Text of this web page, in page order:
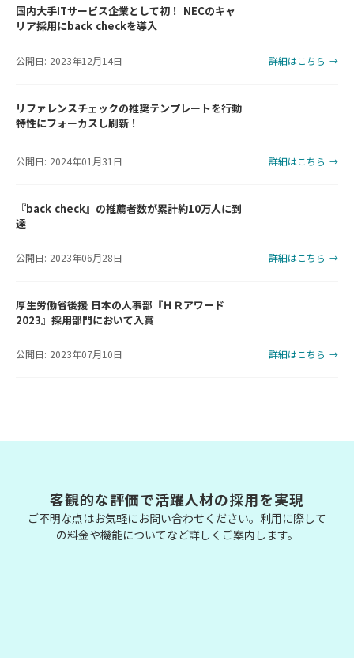
国内大手ITサービス企業として初！ NECのキャ
リア採用にback checkを導入
公開日: 2023年12月14日 詳細はこちら →
リファレンスチェックの推奨テンプレートを行動
特性にフォーカスし刷新！
公開日: 2024年01月31日 詳細はこちら →
『back check』の推薦者数が累計約10万人に到
達
公開日: 2023年06月28日 詳細はこちら →
厚生労働省後援 日本の人事部『ＨＲアワード
2023』採用部門において入賞
公開日: 2023年07月10日 詳細はこちら →
客観的な評価で活躍人材の採用を実現
ご不明な点はお気軽にお問い合わせください。利用に際して
の料金や機能についてなど詳しくご案内します。